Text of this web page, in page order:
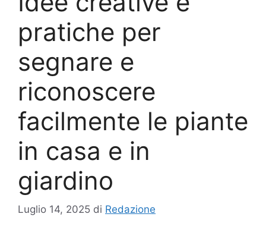
pratiche per
segnare e
riconoscere
facilmente le piante
in casa e in
giardino
Luglio 14, 2025 di Redazione